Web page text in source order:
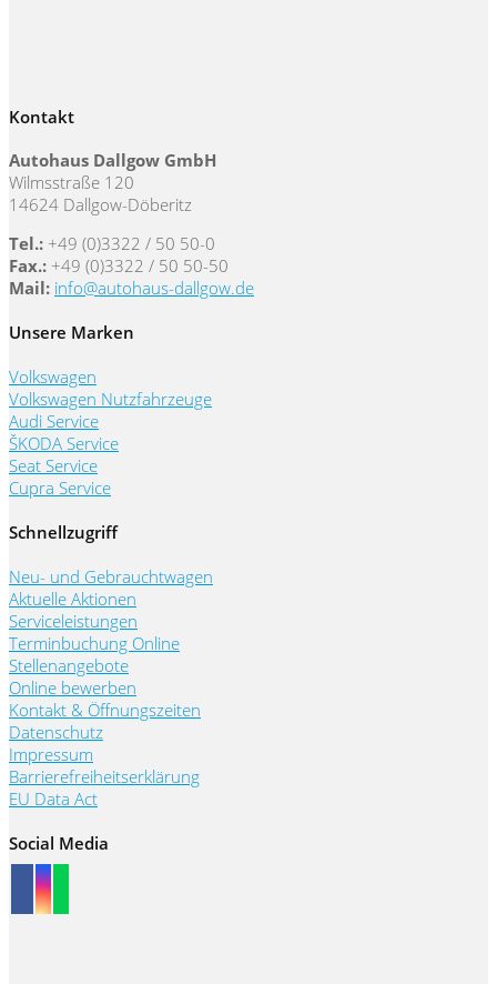
Kontakt
Autohaus Dallgow GmbH
Wilmsstraße 120
14624 Dallgow-Döberitz
Tel.: +49 (0)3322 / 50 50-0
Fax.: +49 (0)3322 / 50 50-50
Mail: info@autohaus-dallgow.de
Unsere Marken
Volkswagen
Volkswagen Nutzfahrzeuge
Audi Service
ŠKODA Service
Seat Service
Cupra Service
Schnellzugriff
Neu- und Gebrauchtwagen
Aktuelle Aktionen
Serviceleistungen
Terminbuchung Online
Stellenangebote
Online bewerben
Kontakt & Öffnungszeiten
Datenschutz
Impressum
Barrierefreiheitserklärung
EU Data Act
Social Media